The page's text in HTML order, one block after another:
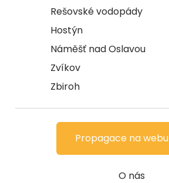
Rešovské vodopády
Hostýn
Náměšť nad Oslavou
Zvíkov
Zbiroh
O nás
Propagace na webu